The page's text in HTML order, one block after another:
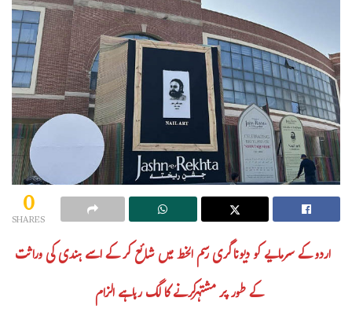
0
SHARES
اردو کے سرمایے کو دیوناگری رسم الخط میں شائع کر کے اسے ہندی کی وراثت
کے طور پر مشتہرکرنے کا لگ رہاہے الزام